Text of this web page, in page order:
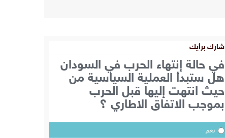
شارك برأيك
في حالة إنتهاء الحرب في السودان
هل ستبدأ العملية السياسية من
حيث انتهت إليها قبل الحرب
بموجب الاتفاق الاطاري ؟
نعم